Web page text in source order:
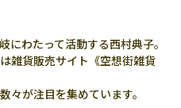
にわたって活動する西村典子。
雑貨販売サイト《空想街雑貨
々が注目を集めています。